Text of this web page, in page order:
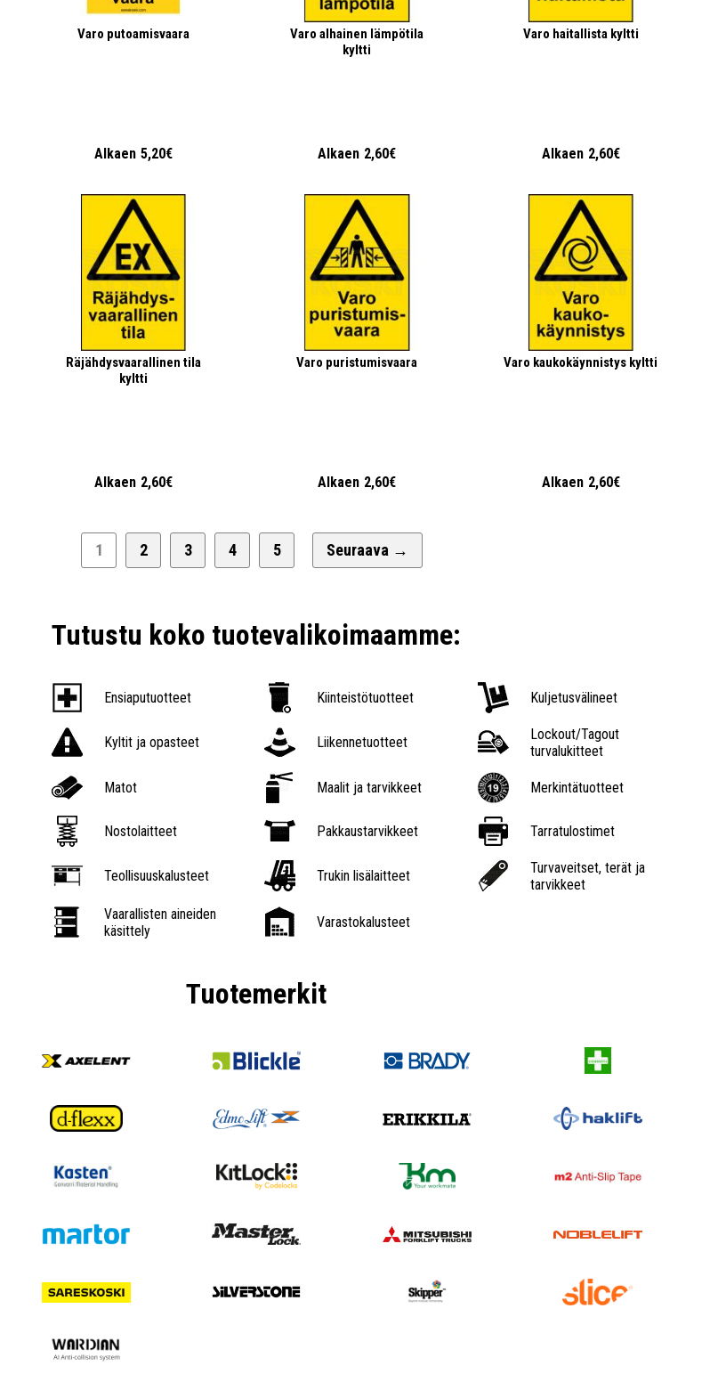
Varo putoamisvaara
Alkaen 5,20€
Varo alhainen lämpötila
kyltti
Alkaen 2,60€
Varo haitallista kyltti
Alkaen 2,60€
Räjähdysvaarallinen tila
kyltti
Alkaen 2,60€
Varo puristumisvaara
Alkaen 2,60€
Varo kaukokäynnistys kyltti
Alkaen 2,60€
1 2 3 4 5 Seuraava →
Tutustu koko tuotevalikoimaamme:
Ensiaputuotteet Kiinteistötuotteet Kuljetusvälineet
Kyltit ja opasteet Liikennetuotteet
Lockout/Tagout
turvalukitteet
Matot Maalit ja tarvikkeet Merkintätuotteet
Nostolaitteet Pakkaustarvikkeet Tarratulostimet
Teollisuuskalusteet Trukin lisälaitteet
Turvaveitset, terät ja
tarvikkeet
Vaarallisten aineiden
käsittely
Varastokalusteet
Tuotemerkit